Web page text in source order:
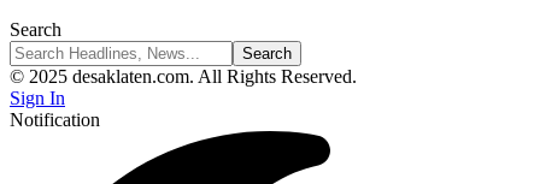
Search
© 2025 desaklaten.com. All Rights Reserved.
Sign In
Notification